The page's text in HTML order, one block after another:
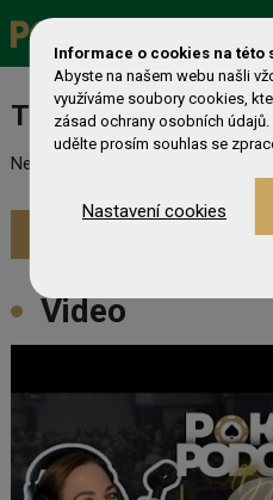
Turnaj nebyl
Nebyl nalezen odpovídající turnaj.
Zobrazit
Video
Informace o cookies na této
Abyste na našem webu našli
využíváme soubory cookies,
zásad ochrany osobních
udělte prosím souhlas se
Nastavení cookies